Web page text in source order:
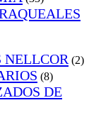
NELLCOR (2)
(8)
DE